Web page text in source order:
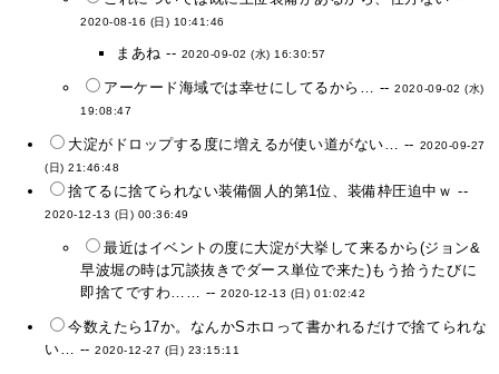
2020-08-16 (日) 10:41:46
まあね -- 2020-09-02 (水) 16:30:57
アーケード海域では幸せにしてるから… --2020-09-02 (水)
19:08:47
大淀がドロップする度に増えるが使い道がない… -- 2020-09-27
(日) 21:46:48
捨てるに捨てられない装備個人的第1位、装備枠圧迫中ｗ --
2020-12-13 (日) 00:36:49
最近はイベントの度に大淀が大挙して来るから(ジョン&
早波堀の時は冗談抜きでダース単位で来た)もう拾うたびに
即捨てですわ…… --2020-12-13 (日) 01:02:42
今数えたら17か。なんかSホロって書かれるだけで捨てられな
い… --2020-12-27 (日) 23:15:11